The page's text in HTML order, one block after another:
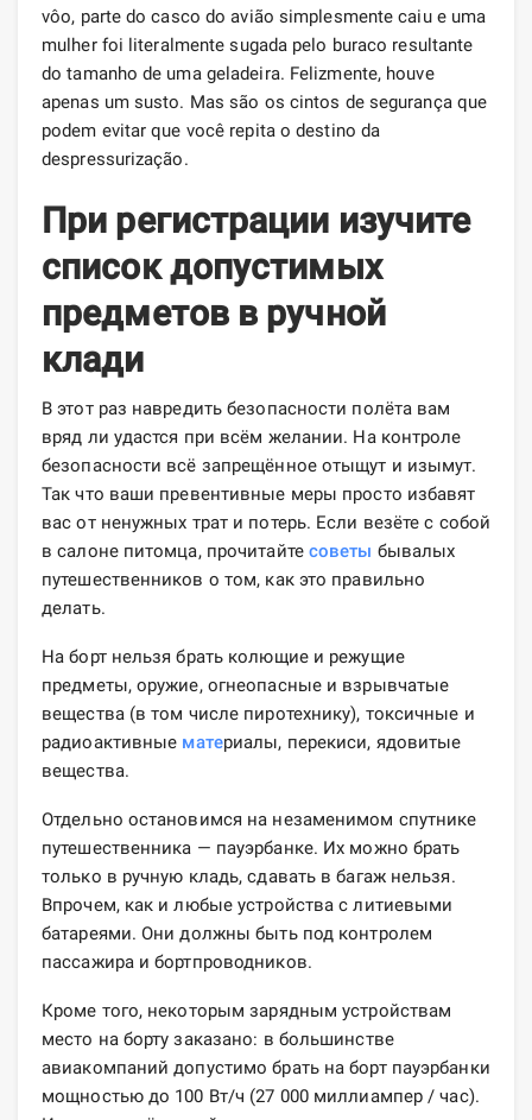
vôo, parte do casco do avião simplesmente caiu e uma
mulher foi literalmente sugada pelo buraco resultante
do tamanho de uma geladeira. Felizmente, houve
apenas um susto. Mas são os cintos de segurança que
podem evitar que você repita o destino da
despressurização.
При регистрации изучите
список допустимых
предметов в ручной
клади
В этот раз навредить безопасности полёта вам
вряд ли удастся при всём желании. На контроле
безопасности всё запрещённое отыщут и изымут.
Так что ваши превентивные меры просто избавят
вас от ненужных трат и потерь. Если везёте с собой
в салоне питомца, прочитайте советы бывалых
путешественников о том, как это правильно
делать.
На борт нельзя брать колющие и режущие
предметы, оружие, огнеопасные и взрывчатые
вещества (в том числе пиротехнику), токсичные и
радиоактивные материалы, перекиси, ядовитые
вещества.
Отдельно остановимся на незаменимом спутнике
путешественника — пауэрбанке. Их можно брать
только в ручную кладь, сдавать в багаж нельзя.
Впрочем, как и любые устройства с литиевыми
батареями. Они должны быть под контролем
пассажира и бортпроводников.
Кроме того, некоторым зарядным устройствам
место на борту заказано: в большинстве
авиакомпаний допустимо брать на борт пауэрбанки
мощностью до 100 Вт/ч (27 000 миллиампер / час).